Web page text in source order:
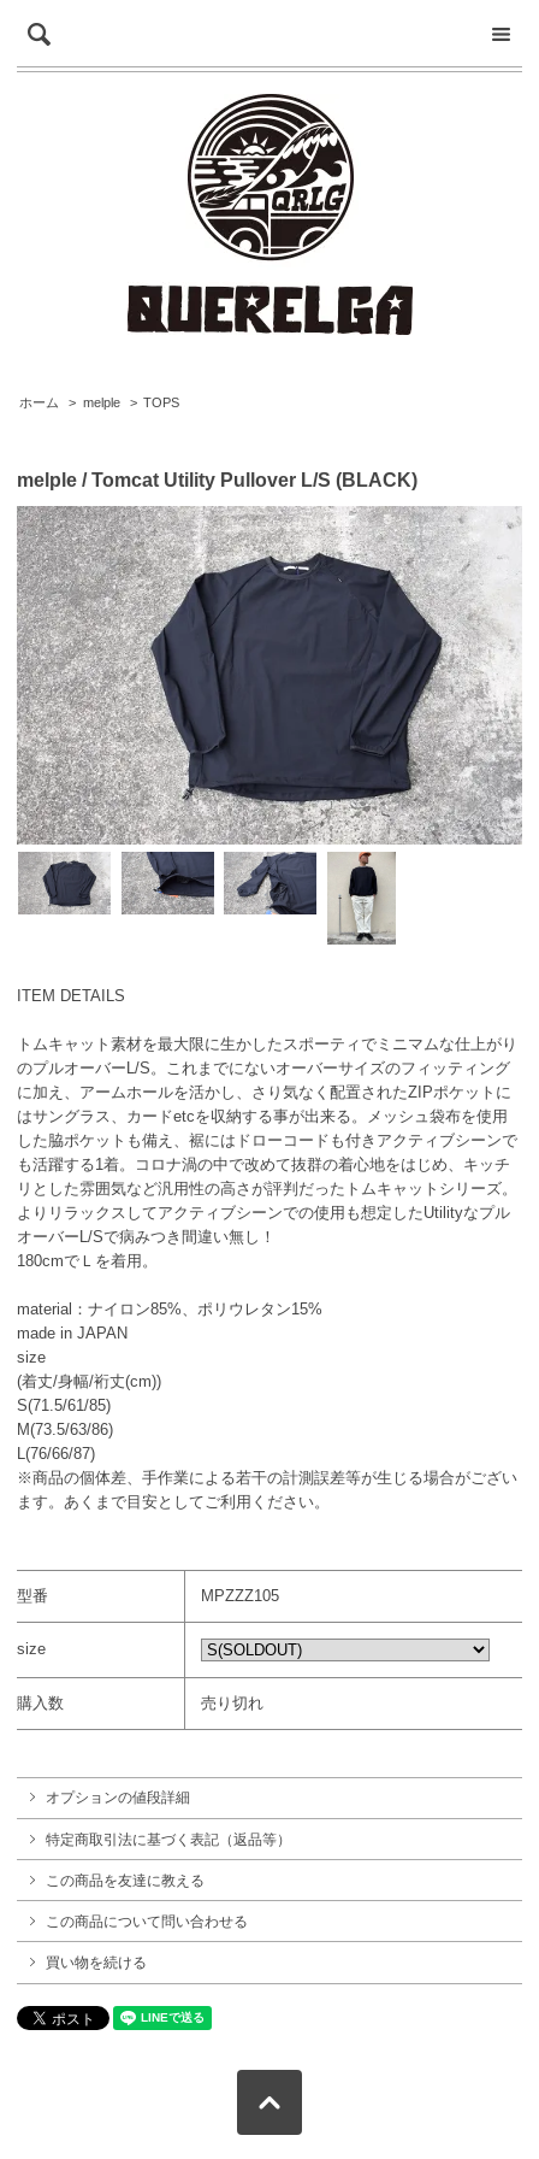
ホーム > melple > TOPS
melple / Tomcat Utility Pullover L/S (BLACK)
ITEM DETAILS
トムキャット素材を最大限に生かしたスポーティでミニマムな仕上がり
のプルオーバーL/S。これまでにないオーバーサイズのフィッティング
に加え、アームホールを活かし、さり気なく配置されたZIPポケットに
はサングラス、カードetcを収納する事が出来る。メッシュ袋布を使用
した脇ポケットも備え、裾にはドローコードも付きアクティブシーンで
も活躍する1着。コロナ渦の中で改めて抜群の着心地をはじめ、キッチ
リとした雰囲気など汎用性の高さが評判だったトムキャットシリーズ。
よりリラックスしてアクティブシーンでの使用も想定したUtilityなプル
オーバーL/Sで病みつき間違い無し！
180cmでＬを着用。
material：ナイロン85%、ポリウレタン15%
made in JAPAN
size
(着丈/身幅/裄丈(cm))
S(71.5/61/85)
M(73.5/63/86)
L(76/66/87)
※商品の個体差、手作業による若干の計測誤差等が生じる場合がござい
ます。あくまで目安としてご利用ください。
型番 MPZZZ105
size
購入数 売り切れ
オプションの値段詳細
特定商取引法に基づく表記（返品等）
この商品を友達に教える
この商品について問い合わせる
買い物を続ける